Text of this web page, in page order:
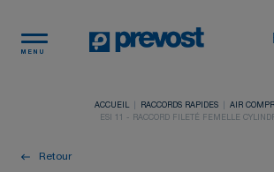
MENU
ACCUEIL RACCORDS RAPIDES
AIR
ESI 11 - RACCORD FILETÉ FEMELLE
Retour